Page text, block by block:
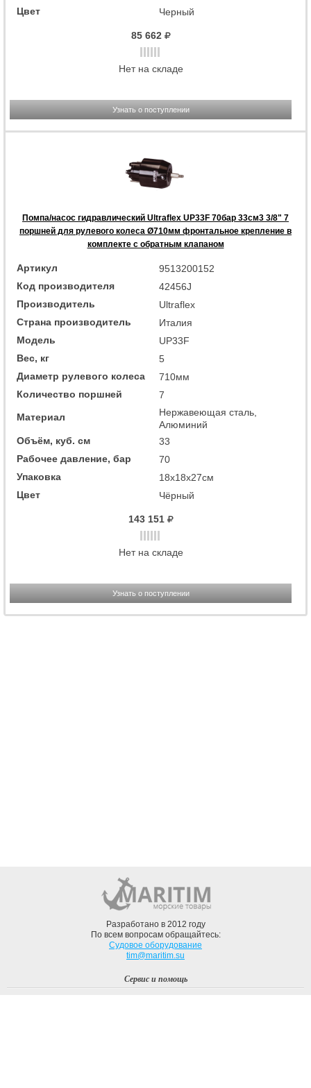
Цвет
Черный
85 662
Нет на складе
Узнать о поступлении
Помпа/насос гидравлический Ultraflex UP33F 70бар 33см3 3/8" 7
поршней для рулевого колеса Ø710мм фронтальное крепление в
комплекте с обратным клапаном
Артикул
9513200152
Код производителя
42456J
Производитель
Ultraflex
Страна производитель
Италия
Модель
UP33F
Вес, кг
5
Диаметр рулевого колеса
710мм
Количество поршней
7
Материал
Нержавеющая сталь,
Алюминий
Объём, куб. см
33
Рабочее давление, бар
70
Упаковка
18x18x27см
Цвет
Чёрный
143 151
Нет на складе
Узнать о поступлении
Разработано в 2012 году
По всем вопросам обращайтесь:
Судовое оборудование
tim@maritim.su
Сервис и помощь